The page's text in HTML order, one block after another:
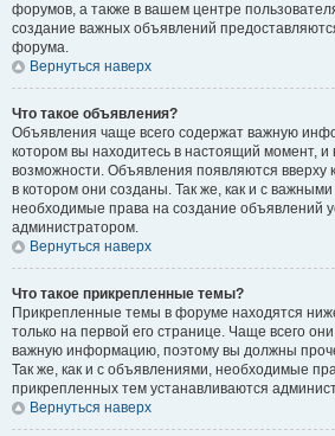
форумов, а также в вашем центре
создание важных объявлений
форума.
Вернуться наверх
Что такое объявления?
Объявления чаще всего содержат важную
котором вы находитесь в настоящий момент,
возможности. Объявления появляются
в котором они созданы. Так же, как и с
необходимые права на создание объявлений
администратором.
Вернуться наверх
Что такое прикрепленные темы?
Прикрепленные темы в форуме находятся
только на первой его странице. Чаще всего
важную информацию, поэтому вы должны
Так же, как и с объявлениями, необходимые
прикрепленных тем устанавливаются
Вернуться наверх